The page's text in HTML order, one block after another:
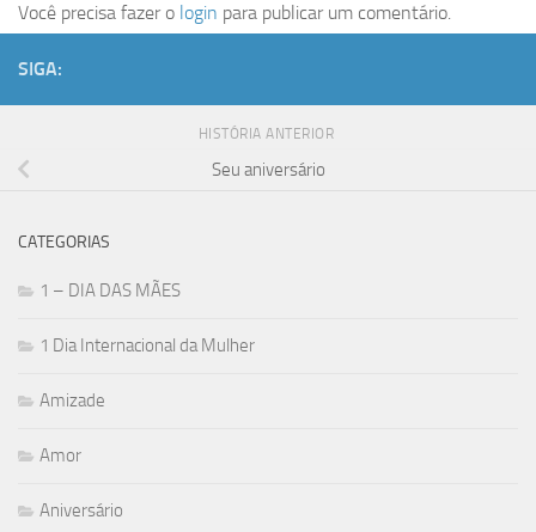
Você precisa fazer o login para publicar um comentário.
SIGA:
HISTÓRIA ANTERIOR
Seu aniversário
CATEGORIAS
1 – DIA DAS MÃES
1 Dia Internacional da Mulher
Amizade
Amor
Aniversário